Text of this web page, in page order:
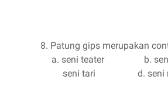
8. Patung gips merupakan
a. seni teater b.
seni tari
d. seni